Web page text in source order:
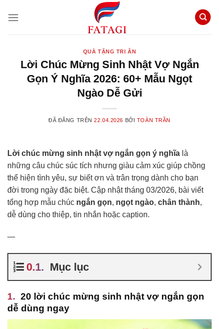
đến
QUÀ TẶNG TRI ÂN
Lời Chúc Mừng Sinh Nhật Vợ Ngắn
Gọn Ý Nghĩa 2026: 60+ Mẫu Ngọt
Ngào Dễ Gửi
ĐÃ ĐĂNG TRÊN22.04.2026 BỞI TOÀN TRẦN
Lời chúc mừng sinh nhật vợ ngắn gọn ý nghĩa là
những câu chúc súc tích nhưng giàu cảm xúc giúp chồng
thể hiện tình yêu, sự biết ơn và trân trọng dành cho bạn
đời trong ngày đặc biệt. Cập nhật tháng 03/2026, bài viết
tổng hợp mẫu chúc ngắn gọn, ngọt ngào, chân thành,
dễ dùng cho thiệp, tin nhắn hoặc caption.
—
Mục lục
20 lời chúc mừng sinh nhật vợ ngắn gọn
dễ dùng ngay